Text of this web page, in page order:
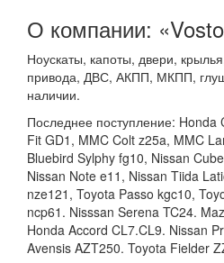
О компании:
Ноускаты, капоты, двери,
привода, ДВС, АКПП, МКПП,
наличии.
Последнее поступление: Honda
Fit GD1, MMC Colt z25a, MMC
Bluebird Sylphy fg10, Nissan
Nissan Note e11, Nissan Tiida
nze121, Toyota Passo kgc10,
ncp61. Nisssan Serena TC24.
Honda Accord CL7.CL9. Nissan
Avensis AZT250. Toyota Fielder